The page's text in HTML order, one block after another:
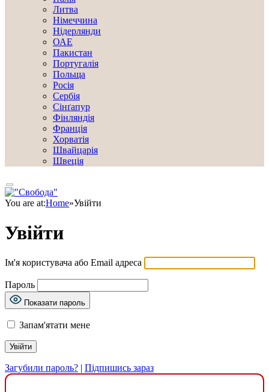
Литва
Німеччина
Нідерлянди
ОАЕ
Пакистан
Португалія
Польща
Росія
Сербія
Сінґапур
Фінляндія
Франція
Хорватія
Швайцарія
Швеція
You are at:Home»Увійти
Увійти
Ім'я користувача або Email адреса
Пароль
Показати пароль
Запам'ятати мене
Загубили пароль? | Підпишись зараз